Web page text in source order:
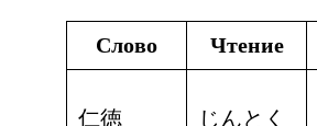
Слово Чтение
仁徳 じんとく